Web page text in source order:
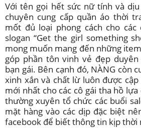
Với tên gọi hết sức nữ tính và dịu
chuyên cung cấp quần áo thời
mốt đủ loại phong cách cho các
slogan “Get the girl something
mong muốn mang đến những
góp phần tôn vinh vẻ đẹp
bạn gái. Bên cạnh đó, NÀNG còn
xinh xắn và chất lừ luôn được
mới nhất cho các cô gái tha hồ
thường xuyên tổ chức các buổi
mặt hàng vào các dịp đặc biệt
facebook để biết thông tin kịp thời